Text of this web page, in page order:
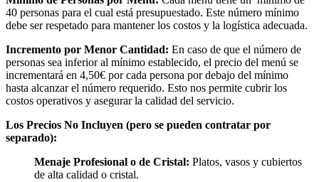
40 personas para el cual está presupuestado. Este número mínimo
debe ser respetado para mantener los costos y la logística adecuada.
Incremento por Menor Cantidad: En caso de que el número de
personas sea inferior al mínimo establecido, el precio del menú se
incrementará en 4,50€ por cada persona por debajo del mínimo
hasta alcanzar el número requerido. Esto nos permite cubrir los
costos operativos y asegurar la calidad del servicio.
Los Precios No Incluyen (pero se pueden contratar por
separado):
Menaje Profesional o de Cristal: Platos, vasos y cubiertos
de alta calidad o cristal.